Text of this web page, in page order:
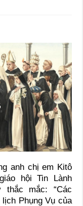
anh chị em Kitô
hội Tin Lành
thắc mắc: “Các
lịch Phụng Vụ của